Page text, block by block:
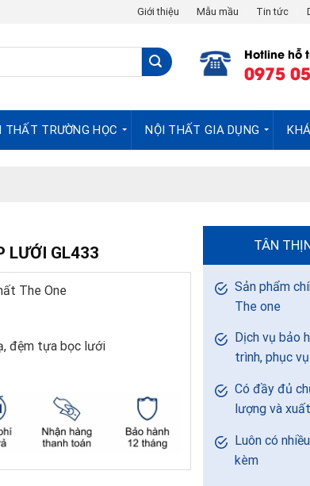
Giới thiệu Mẫu mầu Tin tức
Hotline hỗ
0975
THẤT TRƯỜNG HỌC NỘI THẤT GIA DỤNG
LƯỚI GL433
The One
đệm tựa bọc lưới
TÂN
Sản phẩm
The one
Dịch vụ bảo
trình, phục
Có đầy đủ
lượng và
Luôn có
kèm